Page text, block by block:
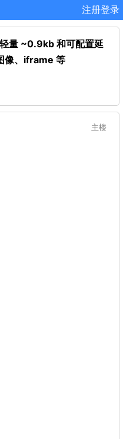
注册登录
量 ~0.9kb 和可配置延
像、iframe 等
主楼